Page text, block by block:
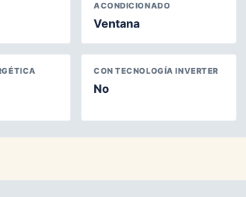
ACONDICIONADO
Ventana
CON TECNOLOGÍA INVERTER
No